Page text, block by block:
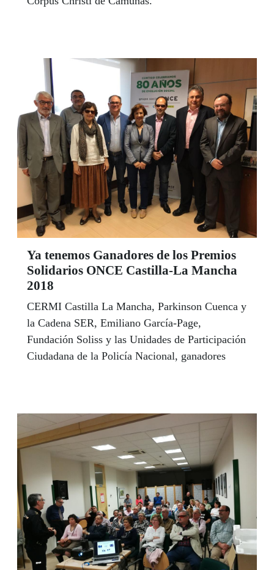
Ya tenemos Ganadores de los Premios
Solidarios ONCE Castilla-La Mancha
2018
CERMI Castilla La Mancha, Parkinson Cuenca y
la Cadena SER, Emiliano García-Page,
Fundación Soliss y las Unidades de Participación
Ciudadana de la Policía Nacional, ganadores